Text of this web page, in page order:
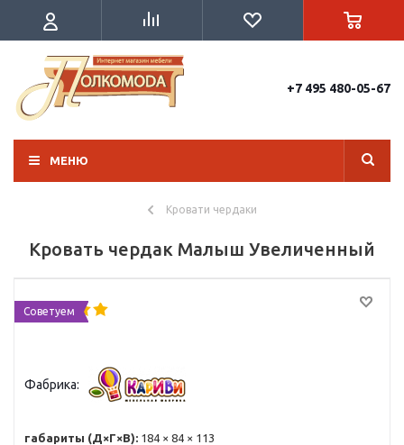
+7 495 480-05-67
МЕНЮ
Кровати чердаки
Кровать чердак Малыш Увеличенный
Советуем
Фабрика:
габариты (Д×Г×В): 184 × 84 × 113